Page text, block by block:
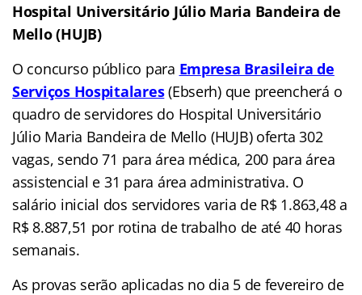
Hospital Universitário Júlio Maria Bandeira de
Mello (HUJB)
O concurso público para Empresa Brasileira de
Serviços Hospitalares(Ebserh) que preencherá o
quadro de servidores do Hospital Universitário
Júlio Maria Bandeira de Mello (HUJB) oferta 302
vagas, sendo 71 para área médica, 200 para área
assistencial e 31 para área administrativa. O
salário inicial dos servidores varia de R$ 1.863,48 a
R$ 8.887,51 por rotina de trabalho de até 40 horas
semanais.
As provas serão aplicadas no dia 5 de fevereiro de